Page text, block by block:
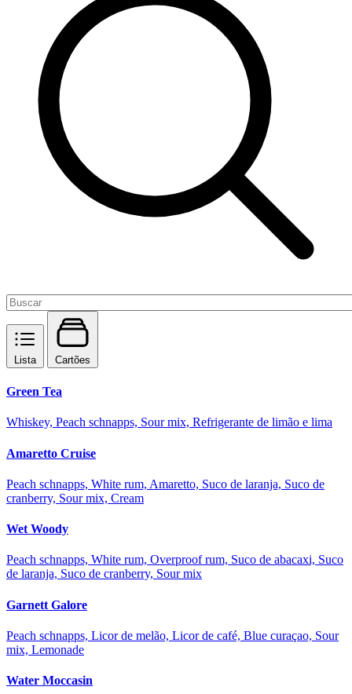
Lista Cartões
Green Tea
Whiskey, Peach schnapps, Sour mix, Refrigerante de limão e lima
Amaretto Cruise
Peach schnapps, White rum, Amaretto, Suco de laranja, Suco de
cranberry, Sour mix, Cream
Wet Woody
Peach schnapps, White rum, Overproof rum, Suco de abacaxi, Suco
de laranja, Suco de cranberry, Sour mix
Garnett Galore
Peach schnapps, Licor de melão, Licor de café, Blue curaçao, Sour
mix, Lemonade
Water Moccasin